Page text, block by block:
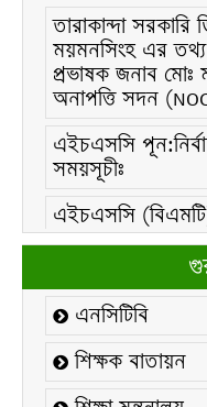
তারাকান্দা সরকারি
ময়মনসিংহ এর তথ্য
প্রভাষক জনাব
অনাপত্তি সদন
এইচএসসি
সময়সূচীঃ
এইচএসসি
এইচএসসি ফরম/
২১ ফেব্রুয়ারি/
আন্তর্জাতিক
উপলক্ষ্যে নোটিশঃ
কলেজ বন্ধ সংক্রান্ত
এনসিটিবি
শিক্ষক বাতায়ন